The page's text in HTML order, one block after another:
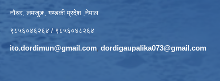
नौथर, लमजुङ, गण्डकी प्रदेश ,नेपाल
९८५६०४६२६४ / ९८५६०४८२६४
ito.dordimun@gmail.com, dordigaupalika073@gmail.com